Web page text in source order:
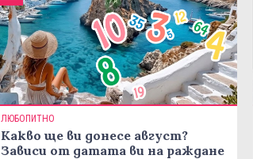
ЛЮБОПИТНО
Какво ще ви донесе август?
Зависи от датата ви на ражданe